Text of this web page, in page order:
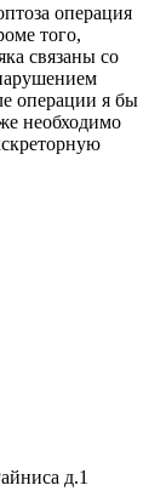
операция
того,
связаны со
операции я бы
необходимо
д.1